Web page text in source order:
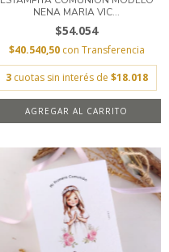
NENA MARIA VIC...
$54.054
$40.540,50 con Transferencia
3 cuotas sin interés de $18.018
AGREGAR AL CARRITO